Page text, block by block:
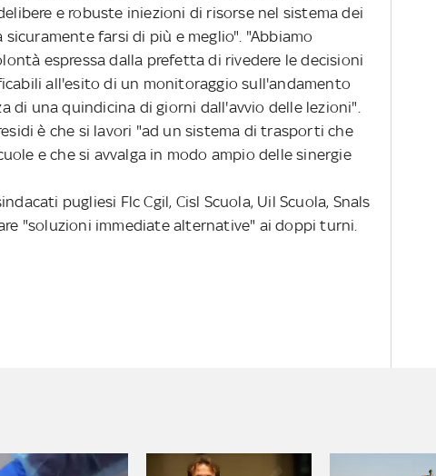
e robuste iniezioni di risorse nel sistema dei
farsi di più e meglio". "Abbiamo
espressa dalla prefetta di rivedere le decisioni
all'esito di un monitoraggio sull'andamento
una quindicina di giorni dall'avvio delle lezioni".
è che si lavori "ad un sistema di trasporti che
e che si avvalga in modo ampio delle sinergie
pugliesi Flc Cgil, Cisl Scuola, Uil Scuola, Snals
"soluzioni immediate alternative" ai doppi turni.